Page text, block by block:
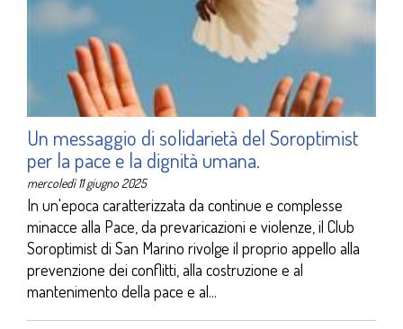
Un messaggio di solidarietà del Soroptimist
per la pace e la dignità umana.
mercoledì 11 giugno 2025
In un'epoca caratterizzata da continue e complesse
minacce alla Pace, da prevaricazioni e violenze, il Club
Soroptimist di San Marino rivolge il proprio appello alla
prevenzione dei conflitti, alla costruzione e al
mantenimento della pace e al...